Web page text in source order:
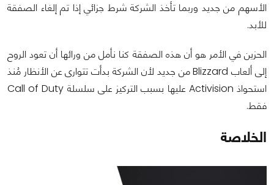
الأسهم من جديد وربما تأخذ الشركة شرط جزائي إذا تم إلغاء الصفقة
للأبد.
الحزين في الأمر هو أن هذه الصفقة كنا نأمل من ورائها أن تعود الروح
إلى ألعاب Blizzard من جديد لأن الشركة بدأت تتوارى عن الأنظار مُنذ
استحواذ Activision عليها بسبب التركيز على سلسلة Call of Duty
فقط.
الخلاصة